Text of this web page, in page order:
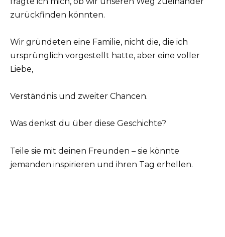
zurückfinden könnten.
Wir gründeten eine Familie, nicht die, die ich
ursprünglich vorgestellt hatte, aber eine voller
Liebe,
Verständnis und zweiter Chancen.
Was denkst du über diese Geschichte?
Teile sie mit deinen Freunden – sie könnte
jemanden inspirieren und ihren Tag erhellen.